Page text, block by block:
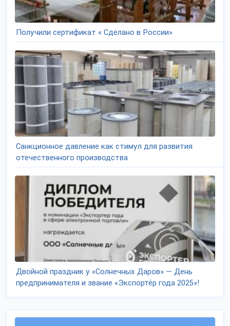
Получили сертификат « Сделано в России»
Санкционное давление как стимул для развития
отечественного производства
Двойной праздник у «Солнечных Даров» — День
предпринимателя и звание «Экспортёр года 2025»!